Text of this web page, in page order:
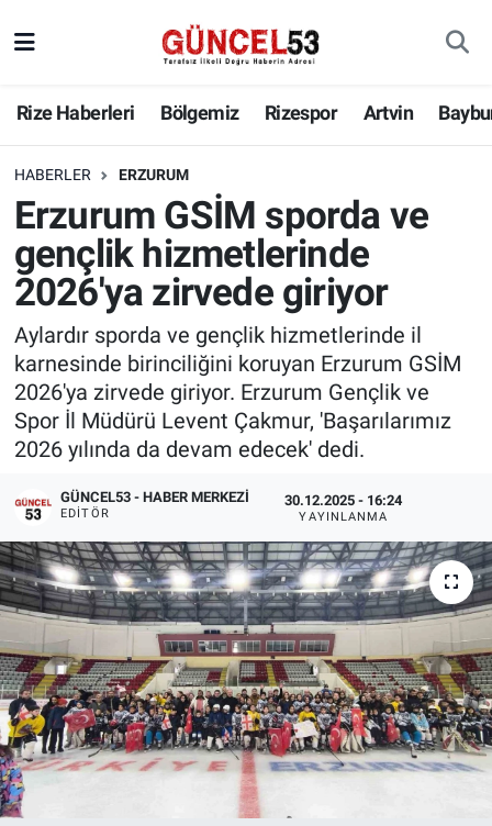
Rize Haberleri Bölgemiz Rizespor Artvin
HABERLER ERZURUM
Erzurum GSİM sporda ve
gençlik hizmetlerinde
2026'ya zirvede giriyor
Aylardır sporda ve gençlik hizmetlerinde il
karnesinde birinciliğini koruyan Erzurum GSİM
2026'ya zirvede giriyor. Erzurum Gençlik ve
Spor İl Müdürü Levent Çakmur, 'Başarılarımız
2026 yılında da devam edecek' dedi.
GÜNCEL53 - HABER MERKEZI
EDITÖR
30.12.2025 - 16:24
YAYINLANMA